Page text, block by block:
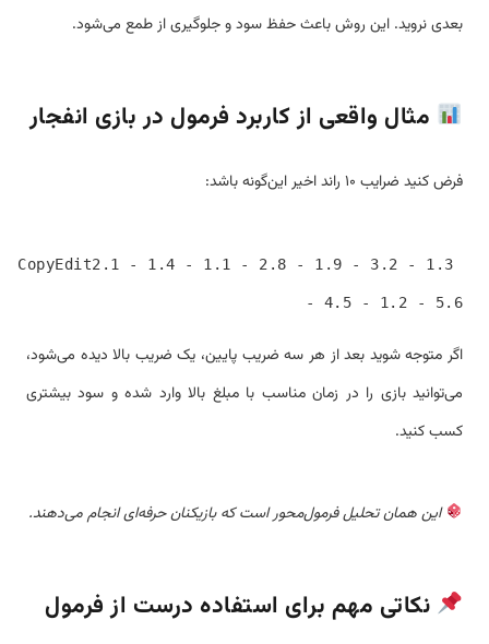
بعدی نروید. این روش باعث حفظ سود و جلوگیری از طمع می‌شود.
مثال واقعی از کاربرد فرمول در بازی انفجار
فرض کنید ضرایب ۱۰ راند اخیر این‌گونه باشد:
CopyEdit2.1 - 1.4 - 1.1 - 2.8 - 1.9 - 3.2 - 1.3
- 4.5 - 1.2 - 5.6
اگر متوجه شوید بعد از هر سه ضریب پایین، یک ضریب بالا دیده می‌شود،
می‌توانید بازی را در زمان مناسب با مبلغ بالا وارد شده و سود بیشتری
کسب کنید.
این همان تحلیل فرمول‌محور است که بازیکنان حرفه‌ای انجام می‌دهند.
نکاتی مهم برای استفاده درست از فرمول